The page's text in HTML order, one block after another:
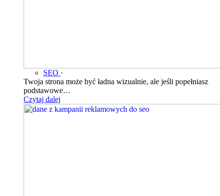
SEO ·
Twoja strona może być ładna wizualnie, ale jeśli popełniasz
podstawowe…
Czytaj dalej